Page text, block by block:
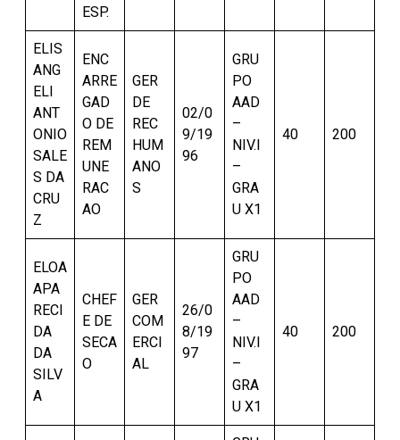
ESP.
ELIS
ANG
ELI
ANT
ONIO
SALE
S DA
CRU
Z
ENC
ARRE
GAD
O DE
REM
UNE
RAC
AO
GER
DE
REC
HUM
ANO
S
02/0
9/19
96
GRU
PO
AAD
–
NIV.I
–
GRA
U X1
40 200
ELOA
APA
RECI
DA
DA
SILV
A
CHEF
E DE
SECA
O
GER
COM
ERCI
AL
26/0
8/19
97
GRU
PO
AAD
–
NIV.I
–
GRA
U X1
40 200